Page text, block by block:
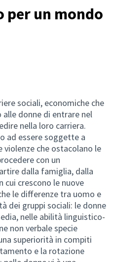
per un mondo
sociali, economiche che
donne di entrare nel
nella loro carriera.
ad essere soggette a
violenze che ostacolano le
con un
dalla famiglia, dalla
cui crescono le nuove
le differenze tra uomo e
dei gruppi sociali: le donne
nelle abilità linguistico-
non verbale specie
superiorità in compiti
e la rotazione